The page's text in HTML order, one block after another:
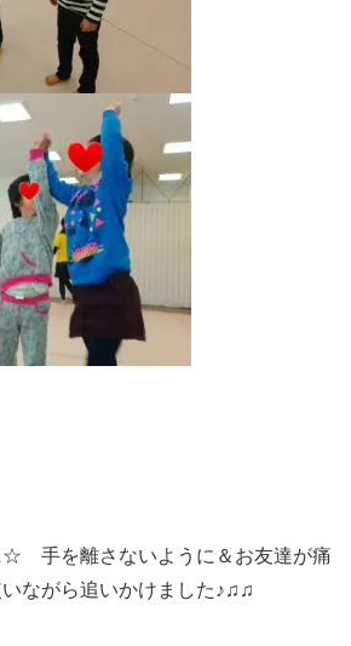
☆ 手を離さないように＆お友達が痛
ながら追いかけました♪♫♫